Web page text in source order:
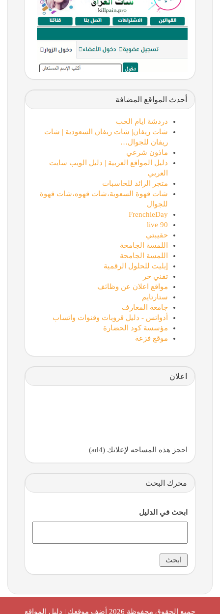
أحدث المواقع المضافة
دردشة ايام الحب
شات ريفان| شات ريفان السعودية | شات
ريفان للجوال…
ماذون شرعي
دليل المواقع العربية | دليل الويب سايت
العربي
متجر الرائد للحاسبات
شات قهوة السعوية،شات قهوه،شات قهوة
للجوال
FrenchieDay
90 live
حقيبتي
اللمسة الجامحة
اللمسة الجامحة
إيليت للحلول الرقمية
تقني حر
مواقع اعلان عن وظائف
ستارتايم
جامعة المعارف
أدواتس - دليل قروبات وقنوات واتساب
مؤسسة كود الحضارة
موقع فزعة
اعلان
احجز هذه المساحه لإعلانك (ad4)
محرك البحث
ابحث في الدليل
جميع الحقوق محفوظة 2026 أضف موقعك | دليل المواقع